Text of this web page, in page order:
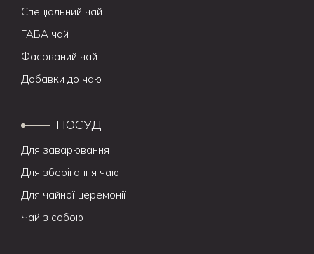
Спеціальний чай
ГАБА чай
Фасований чай
Добавки до чаю
ПОСУД
Для заварювання
Для зберігання чаю
Для чайної церемонії
Чай з собою